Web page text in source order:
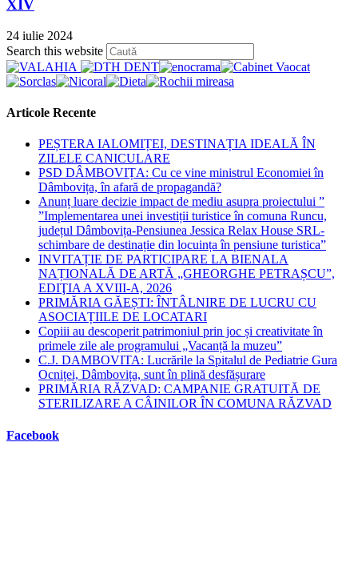
XIV
24 iulie 2024
Search this website
Escape
Articole Recente
PEȘTERA IALOMIȚEI, DESTINAȚIA IDEALĂ ÎN
ZILELE CANICULARE
PSD DÂMBOVIȚA: Cu ce vine ministrul Economiei în
Dâmbovița, în afară de propagandă?
Anunț luare decizie impact de mediu asupra proiectului ”
”Implementarea unei investiții turistice în comuna Runcu,
județul Dâmbovița-Pensiunea Jessica Relax House SRL-
schimbare de destinație din locuința în pensiune turistica”
INVITAȚIE DE PARTICIPARE LA BIENALA
NAȚIONALĂ DE ARTĂ „GHEORGHE PETRAȘCU”,
EDIŢIA A XVIII-A, 2026
PRIMĂRIA GĂEȘTI: ÎNTÂLNIRE DE LUCRU CU
ASOCIAȚIILE DE LOCATARI
Copiii au descoperit patrimoniul prin joc și creativitate în
primele zile ale programului „Vacanță la muzeu”
C.J. DAMBOVITA: Lucrările la Spitalul de Pediatrie Gura
Ocniței, Dâmbovița, sunt în plină desfășurare
PRIMĂRIA RĂZVAD: CAMPANIE GRATUITĂ DE
STERILIZARE A CÂINILOR ÎN COMUNA RĂZVAD
Facebook